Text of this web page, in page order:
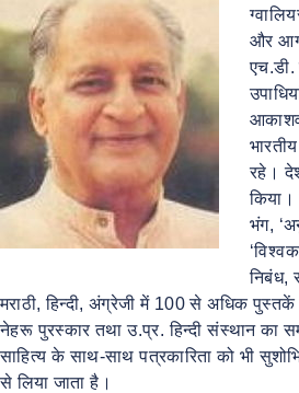
और
एच.डी.
रहे।
किया।
भंग,
निबंध,
मराठी, हिन्दी, अंग्रेजी में 100 से अधिक
नेहरू पुरस्कार तथा उ.प्र. हिन्दी संस्थान का
साहित्य के साथ-साथ पत्रकारिता को भी
से लिया जाता है।